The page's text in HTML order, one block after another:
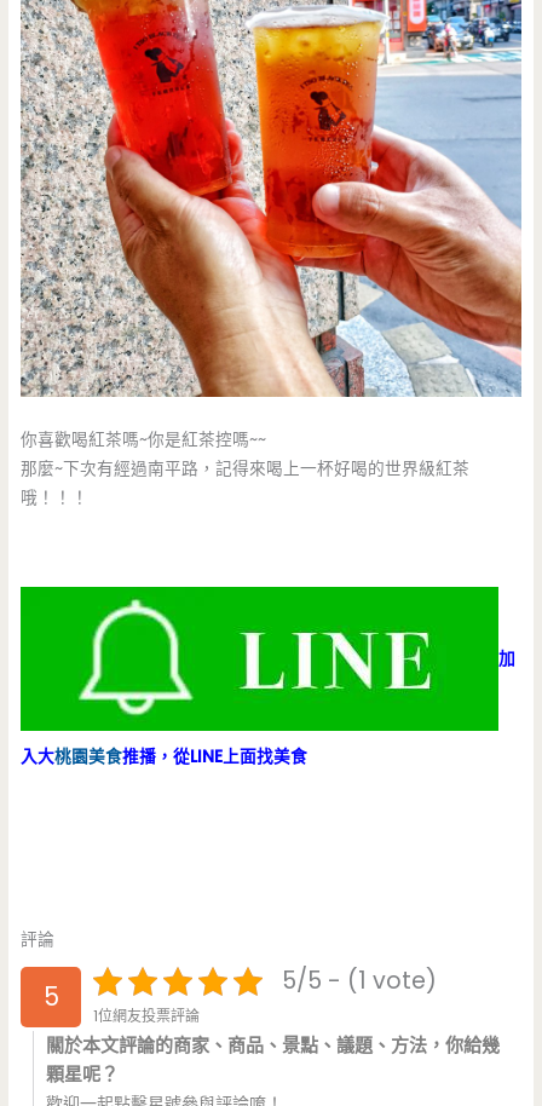
你喜歡喝紅茶嗎~你是紅茶控嗎~~
那麼~下次有經過南平路，記得來喝上一杯好喝的世界級紅茶
哦！！！
加
入大桃園美食推播，從LINE上面找美食
評論
5 5/5 - (1 vote)
1位網友投票評論
關於本文評論的商家、商品、景點、議題、方法，你給幾
顆星呢？